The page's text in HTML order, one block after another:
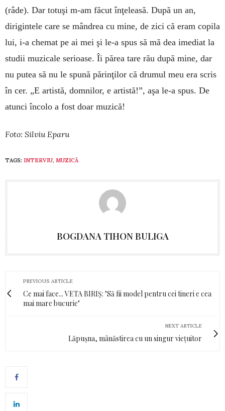
(râde). Dar totuşi m-am făcut înţeleasă. După un an,
dirigintele care se mândrea cu mine, de zici că eram copila
lui, i-a chemat pe ai mei şi le-a spus să mă dea imediat la
studii muzicale serioase. Îi părea tare rău după mine, dar
nu putea să nu le spună părinţilor că drumul meu era scris
în cer. „E artistă, domnilor, e artistă!”, aşa le-a spus. De
atunci încolo a fost doar muzică!
Foto: Silviu Eparu
TAGS: INTERVIU, MUZICĂ
BOGDANA TIHON BULIGA
PREVIOUS ARTICLE
Ce mai face... VETA BIRIȘ: "Să fii model pentru cei tineri e cea
mai mare bucurie"
NEXT ARTICLE
Lăpușna, mânăstirea cu un singur viețuitor